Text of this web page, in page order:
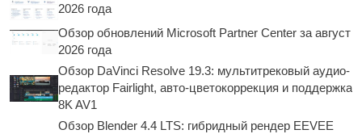
2026 года
Обзор обновлений Microsoft Partner Center за август
2026 года
Обзор DaVinci Resolve 19.3: мультитрековый аудио-
редактор Fairlight, авто-цветокоррекция и поддержка
8K AV1
Обзор Blender 4.4 LTS: гибридный рендер EEVEE